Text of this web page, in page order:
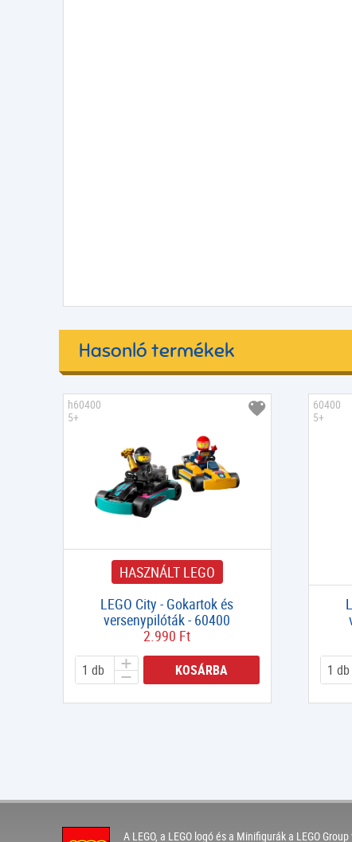
Hasonló termékek
HASZNÁLT LEGO
LEGO City - Gokartok és
versenypilóták - 60400
2.990 Ft
KOSÁRBA
h60400
5+
60400
5+
A LEGO, a LEGO logó és a Minifigurák a LEGO